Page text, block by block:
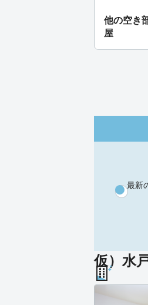
他の空き
屋
最新
仮）水